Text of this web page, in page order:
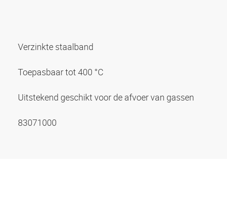
Verzinkte staalband
Toepasbaar tot 400 °C
Uitstekend geschikt voor de afvoer van gassen
83071000